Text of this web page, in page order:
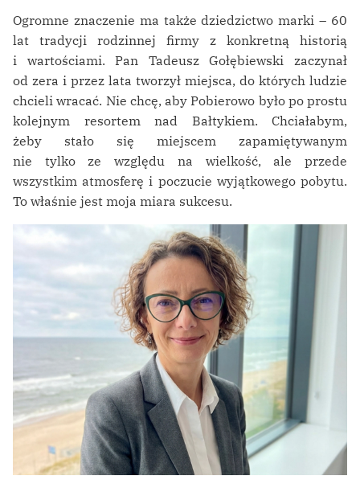
Ogromne znaczenie ma także dziedzictwo marki – 60
lat tradycji rodzinnej firmy z konkretną historią
i wartościami. Pan Tadeusz Gołębiewski zaczynał
od zera i przez lata tworzył miejsca, do których ludzie
chcieli wracać. Nie chcę, aby Pobierowo było po prostu
kolejnym resortem nad Bałtykiem. Chciałabym,
żeby stało się miejscem zapamiętywanym
nie tylko ze względu na wielkość, ale przede
wszystkim atmosferę i poczucie wyjątkowego pobytu.
To właśnie jest moja miara sukcesu.